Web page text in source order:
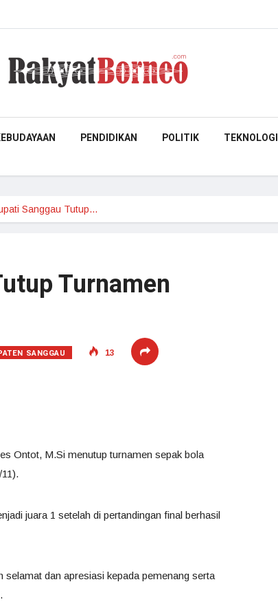
PENDIDIKAN POLITIK TEKNOLOGI
Sanggau Tutup…
Turnamen
SANGGAU 13
Ontot, M.Si menutup turnamen sepak bola
juara 1 setelah di pertandingan final berhasil
dan apresiasi kepada pemenang serta